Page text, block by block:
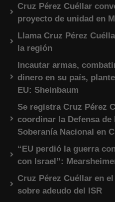
Cruz Pérez Cuéllar
proyecto de unidad en
Llama Cruz Pérez
la región
Incautar armas,
dinero en su país,
EU: Sheinbaum
Se registra Cruz Pérez
coordinar la Defensa
Soberanía Nacional en
“EU perdió la guerra
con Israel”:
Cruz Pérez Cuéllar en
sobre adeudo del ISR